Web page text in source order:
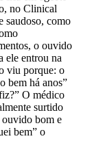
no Clinical
saudoso, como
o ouvido
ele entrou na
viu porque: o
bem há anos”
O médico
surtido
ouvido bom e
bem” o